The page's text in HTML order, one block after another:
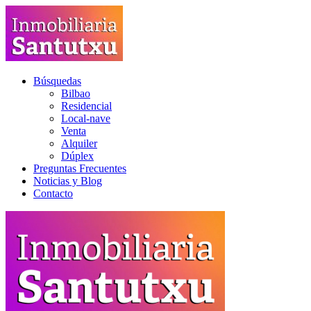
Búsquedas
Bilbao
Residencial
Local-nave
Venta
Alquiler
Dúplex
Preguntas Frecuentes
Noticias y Blog
Contacto